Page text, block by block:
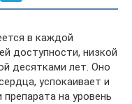
в каждой
доступности, низкой
десятками лет. Оно
успокаивает и
на уровень